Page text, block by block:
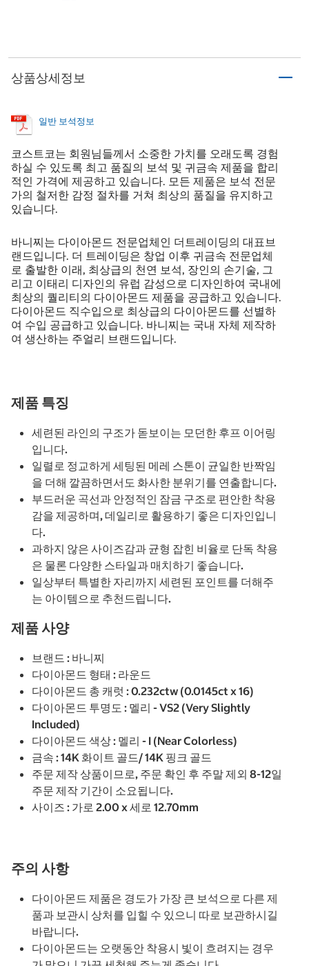
상품상세정보
일반 보석정보
코스트코는 회원님들께서 소중한 가치를 오래도록 경험
하실 수 있도록 최고 품질의 보석 및 귀금속 제품을 합리
적인 가격에 제공하고 있습니다. 모든 제품은 보석 전문
가의 철저한 감정 절차를 거쳐 최상의 품질을 유지하고
있습니다.
바니찌는 다이아몬드 전문업체인 더트레이딩의 대표브
랜드입니다. 더 트레이딩은 창업 이후 귀금속 전문업체
로 출발한 이래, 최상급의 천연 보석, 장인의 손기술, 그
리고 이태리 디자인의 유럽 감성으로 디자인하여 국내에
최상의 퀄리티의 다이아몬드 제품을 공급하고 있습니다.
다이아몬드 직수입으로 최상급의 다이아몬드를 선별하
여 수입 공급하고 있습니다. 바니찌는 국내 자체 제작하
여 생산하는 주얼리 브랜드입니다.
제품 특징
세련된 라인의 구조가 돋보이는 모던한 후프 이어링
입니다.
일렬로 정교하게 세팅된 메레 스톤이 균일한 반짝임
을 더해 깔끔하면서도 화사한 분위기를 연출합니다.
부드러운 곡선과 안정적인 잠금 구조로 편안한 착용
감을 제공하며, 데일리로 활용하기 좋은 디자인입니
다.
과하지 않은 사이즈감과 균형 잡힌 비율로 단독 착용
은 물론 다양한 스타일과 매치하기 좋습니다.
일상부터 특별한 자리까지 세련된 포인트를 더해주
는 아이템으로 추천드립니다.
제품 사양
브랜드 : 바니찌
다이아몬드 형태 : 라운드
다이아몬드 총 캐럿 : 0.232ctw (0.0145ct x 16)
다이아몬드 투명도 : 멜리 - VS2 (Very Slightly
Included)
다이아몬드 색상 : 멜리 - I (Near Colorless)
금속 : 14K 화이트 골드/ 14K 핑크 골드
주문 제작 상품이므로, 주문 확인 후 주말 제외 8-12일
주문 제작 기간이 소요됩니다.
사이즈 : 가로 2.00 x 세로 12.70mm
주의 사항
다이아몬드 제품은 경도가 가장 큰 보석으로 다른 제
품과 보관시 상처를 입힐 수 있으니 따로 보관하시길
바랍니다.
다이아몬드는 오랫동안 착용시 빛이 흐려지는 경우